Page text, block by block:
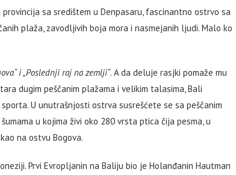
sa središtem u Denpasaru, fascinantno ostrvo sa
plaža, zavodljivih boja mora i nasmejanih ljudi. Malo ko
i „Poslednji raj na zemlji“. A da deluje rasjki pomaže mu
dugim peščanim plažama i velikim talasima, Bali
U unutrašnjosti ostrva susrešćete se sa peščanim
u kojima živi oko 280 vrsta ptica čija pesma, u
na ostvu Bogova.
Prvi Evropljanin na Baliju bio je Holanđanin Hautman